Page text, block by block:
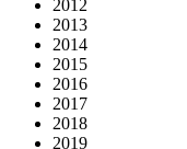
2012
2013
2014
2015
2016
2017
2018
2019